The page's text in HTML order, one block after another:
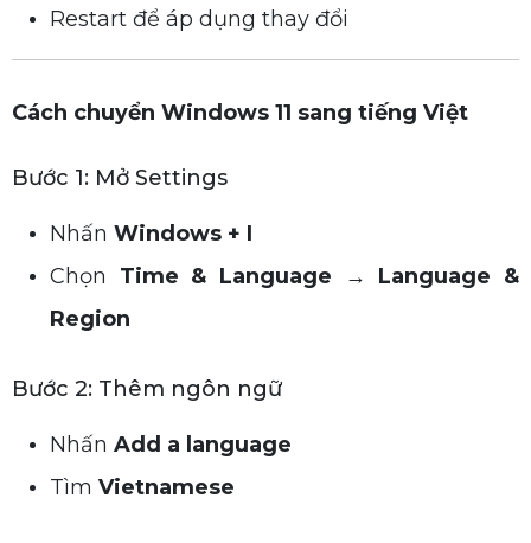
Restart để áp dụng thay đổi
Cách chuyển Windows 11 sang tiếng Việt
Bước 1: Mở Settings
Nhấn Windows + I
Chọn Time & Language → Language &
Region
Bước 2: Thêm ngôn ngữ
Nhấn Add a language
Tìm Vietnamese